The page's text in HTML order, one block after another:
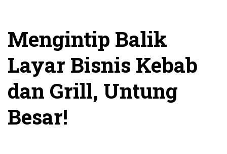
Mengintip Balik
Layar Bisnis Kebab
dan Grill, Untung
Besar!